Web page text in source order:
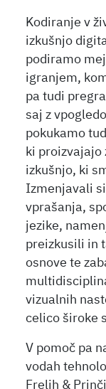
Kodiranje v
izkušnjo
podiramo
igranjem,
pa tudi
saj z
pokukamo
ki proizvajajo
izkušnjo, ki
Izmenjavali
vprašanja,
jezike,
preizkusili in
osnove te
vizualnih
celico široke
V pomoč pa
vodah
Frelih &